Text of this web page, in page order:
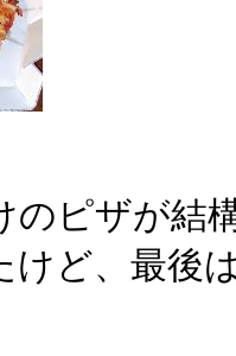
ピザが結
けど、最後